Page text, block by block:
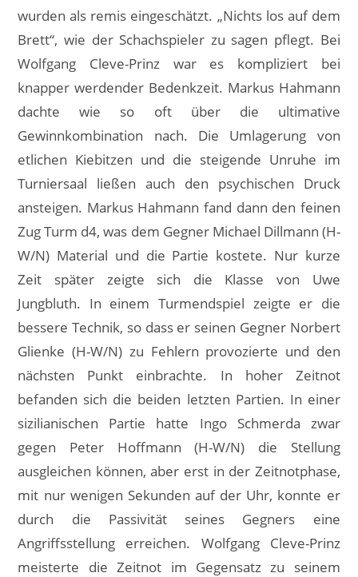
wurden als remis eingeschätzt. „Nichts los auf dem
Brett“, wie der Schachspieler zu sagen pflegt. Bei
Wolfgang Cleve-Prinz war es kompliziert bei
knapper werdender Bedenkzeit. Markus Hahmann
dachte wie so oft über die ultimative
Gewinnkombination nach. Die Umlagerung von
etlichen Kiebitzen und die steigende Unruhe im
Turniersaal ließen auch den psychischen Druck
ansteigen. Markus Hahmann fand dann den feinen
Zug Turm d4, was dem Gegner Michael Dillmann (H-
W/N) Material und die Partie kostete. Nur kurze
Zeit später zeigte sich die Klasse von Uwe
Jungbluth. In einem Turmendspiel zeigte er die
bessere Technik, so dass er seinen Gegner Norbert
Glienke (H-W/N) zu Fehlern provozierte und den
nächsten Punkt einbrachte. In hoher Zeitnot
befanden sich die beiden letzten Partien. In einer
sizilianischen Partie hatte Ingo Schmerda zwar
gegen Peter Hoffmann (H-W/N) die Stellung
ausgleichen können, aber erst in der Zeitnotphase,
mit nur wenigen Sekunden auf der Uhr, konnte er
durch die Passivität seines Gegners eine
Angriffsstellung erreichen. Wolfgang Cleve-Prinz
meisterte die Zeitnot im Gegensatz zu seinem